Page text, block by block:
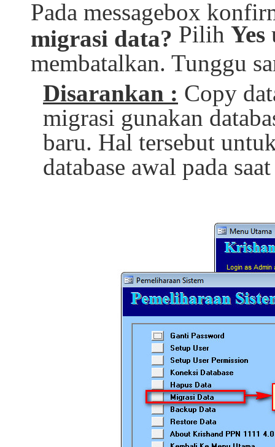
Pada messagebox
migrasi data? Pilih Yes
membatalkan. Tunggu
Disarankan : Copy
migrasi gunakan
baru. Hal tersebut
database awal pada